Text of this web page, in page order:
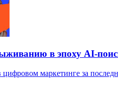
в эпоху AI-
маркетинге за